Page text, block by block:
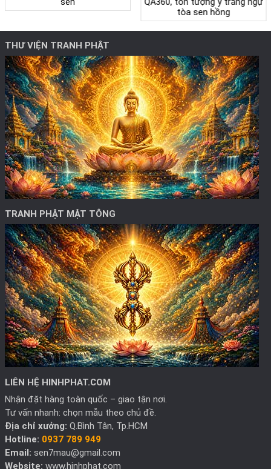
sen
QA360, tôn tượng y trắng ngự
tòa sen hồng
THƯ VIỆN TRANH PHẬT
TRANH PHẬT MẬT TÔNG
LIÊN HỆ HINHPHAT.COM
Nhận đặt hàng toàn quốc – giao tận nơi.
Tư vấn nhanh: chọn mẫu theo chủ đề.
Địa chỉ xưởng: Q.Bình Tân, Tp.HCM
Hotline: 0937 789 949
Email: sen7mau@gmail.com
Website: www.hinhphat.com